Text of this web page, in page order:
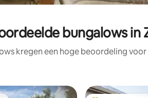
bungalows in
kregen een hoge beoordeling